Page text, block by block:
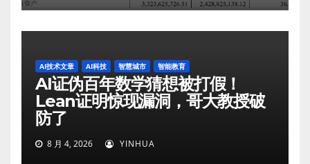
AI技术文章 AI科技 智慧城市 智能教育
AI证伪百年数学猜想被打假！
Lean证明惊现漏洞，哥大教授破
防了
8 月 4, 2026 YINHUA